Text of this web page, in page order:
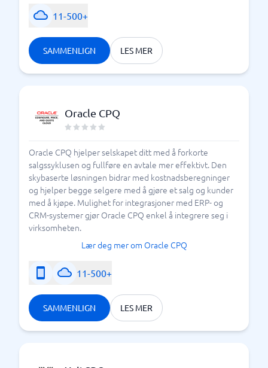
11-500+
SAMMENLIGN LES MER
Oracle CPQ
Oracle CPQ hjelper selskapet ditt med å forkorte
salgssyklusen og fullføre en avtale mer effektivt. Den
skybaserte løsningen bidrar med kostnadsberegninger
og hjelper begge selgere med å gjøre et salg og kunder
med å kjøpe. Mulighet for integrasjoner med ERP- og
CRM-systemer gjør Oracle CPQ enkel å integrere seg i
virksomheten.
Lær deg mer om Oracle CPQ
11-500+
SAMMENLIGN LES MER